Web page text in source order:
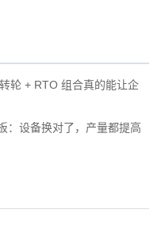
轮 + RTO 组合真的能让企
：设备换对了，产量都提高